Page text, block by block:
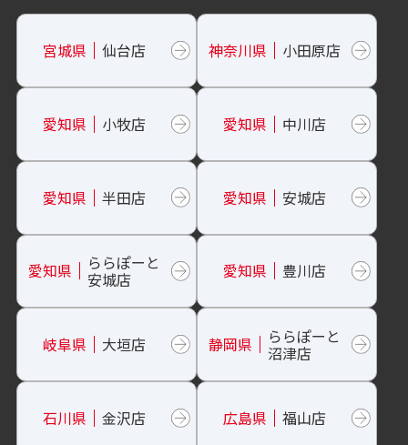
宮城県 仙台店 神奈川県 小田原店
愛知県 小牧店 愛知県 中川店
愛知県 半田店 愛知県 安城店
愛知県 ららぽーと
安城店 愛知県 豊川店
岐阜県 大垣店 静岡県 ららぽーと
沼津店
石川県 金沢店 広島県 福山店